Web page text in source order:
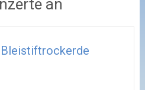
an
Bleistiftrockerde